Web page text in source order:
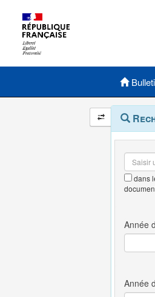
Menu principal
et
outils
annexes
Menu
dans